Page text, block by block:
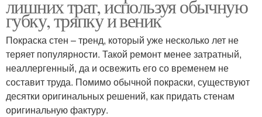
лишних трат, используя обычную
губку, тряпку и веник
Покраска стен – тренд, который уже несколько лет не
теряет популярности. Такой ремонт менее затратный,
неаллергенный, да и освежить его со временем не
составит труда. Помимо обычной покраски, существуют
десятки оригинальных решений, как придать стенам
оригинальную фактуру.